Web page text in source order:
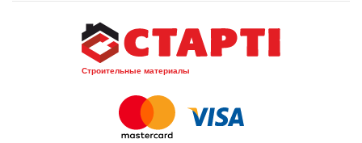
Строительные материалы